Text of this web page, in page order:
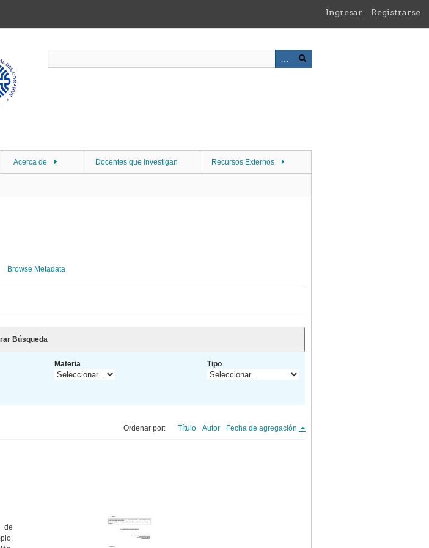
Ingresar Registrarse
Acerca de Docentes que investigan Recursos Externos
Browse Metadata
Búsqueda
Materia Tipo
Ordenar por: Título Autor Fecha de agregación
de